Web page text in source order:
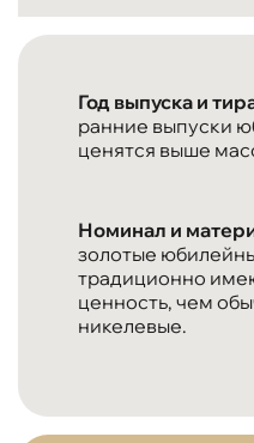
Год выпуска и
ранние выпуски
ценятся выше
Номинал и
золотые
традиционно
ценность, чем
никелевые.